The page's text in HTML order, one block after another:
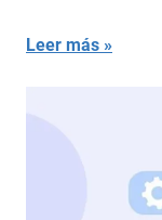
Leer más